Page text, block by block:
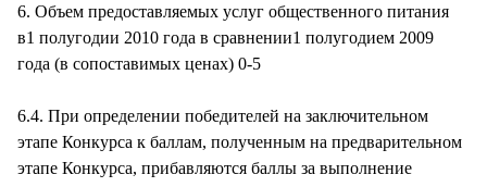
6. Объем предоставляемых услуг общественного питания
в1 полугодии 2010 года в сравнении1 полугодием 2009
года (в сопоставимых ценах) 0-5
6.4. При определении победителей на заключительном
этапе Конкурса к баллам, полученным на предварительном
этапе Конкурса, прибавляются баллы за выполнение